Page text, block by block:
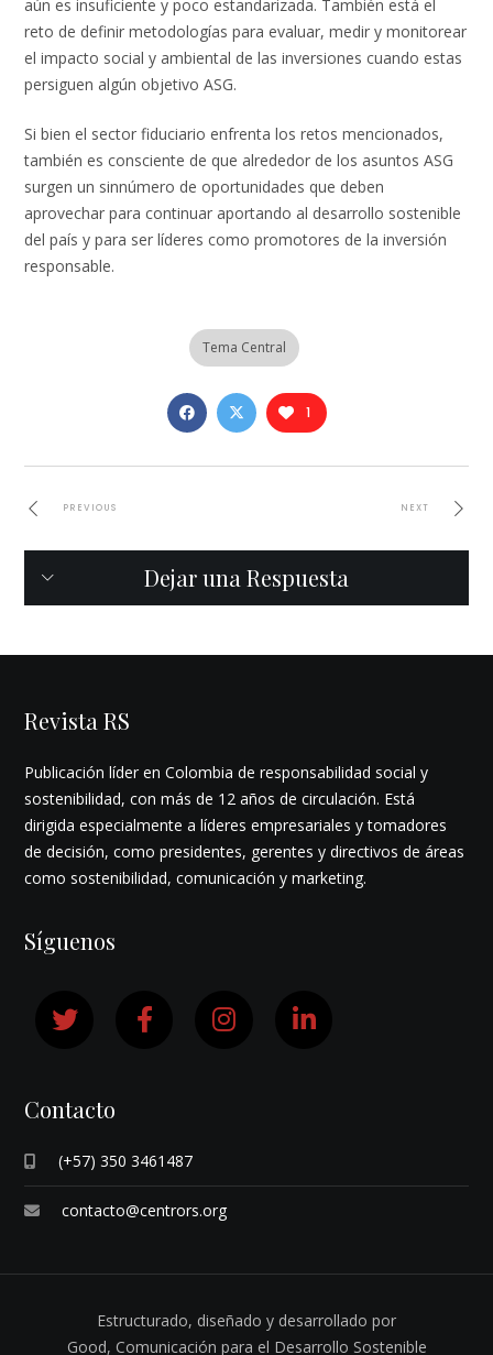
aún es insuficiente y poco estandarizada. También está el
reto de definir metodologías para evaluar, medir y monitorear
el impacto social y ambiental de las inversiones cuando estas
persiguen algún objetivo ASG.
Si bien el sector fiduciario enfrenta los retos mencionados,
también es consciente de que alrededor de los asuntos ASG
surgen un sinnúmero de oportunidades que deben
aprovechar para continuar aportando al desarrollo sostenible
del país y para ser líderes como promotores de la inversión
responsable.
Tema Central
1
PREVIOUS NEXT
Dejar una Respuesta
Revista RS
Publicación líder en Colombia de responsabilidad social y
sostenibilidad, con más de 12 años de circulación. Está
dirigida especialmente a líderes empresariales y tomadores
de decisión, como presidentes, gerentes y directivos de áreas
como sostenibilidad, comunicación y marketing.
Síguenos
Contacto
(+57) 350 3461487
contacto@centrors.org
Estructurado, diseñado y desarrollado por
Good, Comunicación para el Desarrollo Sostenible